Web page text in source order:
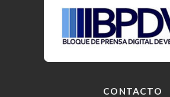
CONTACTO